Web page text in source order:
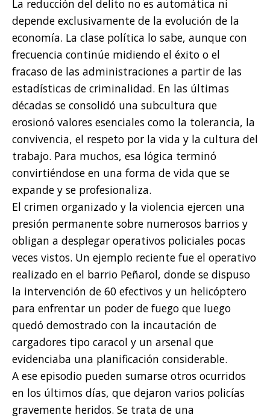
La reducción del delito no es automática ni
depende exclusivamente de la evolución de la
economía. La clase política lo sabe, aunque con
frecuencia continúe midiendo el éxito o el
fracaso de las administraciones a partir de las
estadísticas de criminalidad. En las últimas
décadas se consolidó una subcultura que
erosionó valores esenciales como la tolerancia, la
convivencia, el respeto por la vida y la cultura del
trabajo. Para muchos, esa lógica terminó
convirtiéndose en una forma de vida que se
expande y se profesionaliza.
El crimen organizado y la violencia ejercen una
presión permanente sobre numerosos barrios y
obligan a desplegar operativos policiales pocas
veces vistos. Un ejemplo reciente fue el operativo
realizado en el barrio Peñarol, donde se dispuso
la intervención de 60 efectivos y un helicóptero
para enfrentar un poder de fuego que luego
quedó demostrado con la incautación de
cargadores tipo caracol y un arsenal que
evidenciaba una planificación considerable.
A ese episodio pueden sumarse otros ocurridos
en los últimos días, que dejaron varios policías
gravemente heridos. Se trata de una